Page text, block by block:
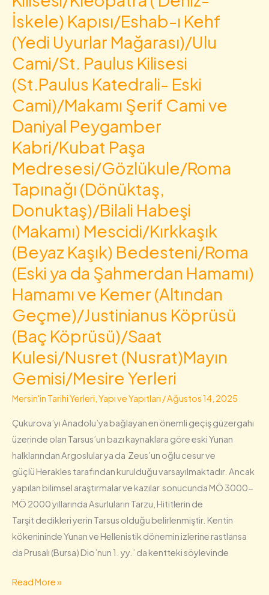
İskele) Kapısı/Eshab-ı Kehf
(Yedi Uyurlar Mağarası)/Ulu
Cami/St. Paulus Kilisesi
(St.Paulus Katedrali- Eski
Cami)/Makamı Şerif Cami ve
Daniyal Peygamber
Kabri/Kubat Paşa
Medresesi/Gözlükule/Roma
Tapınağı (Dönüktaş,
Donuktaş)/Bilali Habeşi
(Makamı) Mescidi/Kırkkaşık
(Beyaz Kaşık) Bedesteni/Roma
(Eski ya da Şahmerdan Hamamı)
Hamamı ve Kemer (Altından
Geçme)/Justinianus Köprüsü
(Baç Köprüsü)/Saat
Kulesi/Nusret (Nusrat)Mayın
Gemisi/Mesire Yerleri
Mersin'in Tarihi Yerleri, Yapı ve Yapıtları /Ağustos 14, 2025
Çukurova’yı Anadolu’ya bağlayan en önemli geçiş güzergahı
üzerinde olan Tarsus’un bazı kaynaklara göre eski Yunan
halklarından Argoslular ya da Zeus’un oğlu cesur ve
güçlü Herakles tarafından kurulduğu varsayılmaktadır. Ancak
yapılan bilimsel araştırmalar ve kazılar sonucunda MÖ 3000-
MÖ 2000 yıllarında Asurluların Tarzu, Hititlerin de
Tarşit dedikleri yerin Tarsus olduğu belirlenmiştir. Kentin
kökenininde Yunan ve Hellenistik dönemin izlerine rastlansa
da Prusalı (Bursa) Dio’nun 1. yy.’ da kentteki söylevinde
ve
Batı
Caddesi/St.Paul-
Aziz
Paulos
Kilisesi/St.
Paul
(Aziz
Paulos)
Kuyusu/Ortodoks
Rum
Kilisesi/Kleopatra
Deniz-
İskele)
Kapısı/Eshab-
Kehf
(Yedi
Uyurlar
Mağarası)/Ulu
Cami/St.
Paulus
Kilisesi
(St.Paulus
Eski
Cami)/Makamı
Şerif
Cami
ve
Daniyal
Peygamber
Kabri/Kubat
Paşa
Tapınağı
Read More »